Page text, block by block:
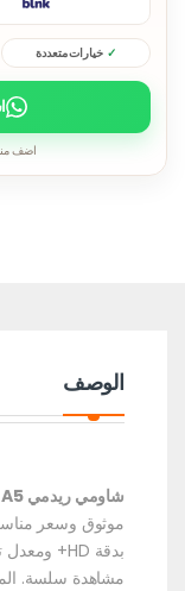
خيارات متعددة
اضف
الوصف
شاومي ريدمي A5